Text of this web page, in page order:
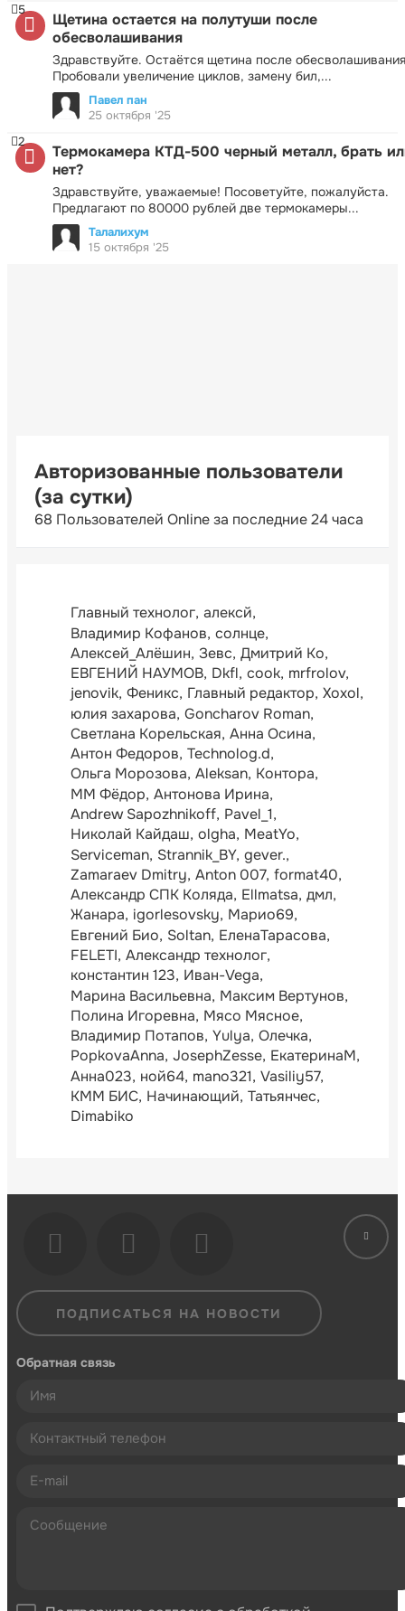
Щетина остается на полутуши после
обесволашивания
Здравствуйте. Остаётся щетина после
Пробовали увеличение циклов, замену бил,...
5
Павел пан
25 октября '25
Термокамера КТД-500 черный металл, брать
нет?
Здравствуйте, уважаемые! Посоветуйте, пожалуйста.
Предлагают по 80000 рублей две термокамеры...
2
Талалихум
15 октября '25
Авторизованные пользователи
(за сутки)
68 Пользователей Online за последние 24 часа
Главный технолог алексй
Владимир Кофанов солнце
Алексей_Алёшин Зевс Дмитрий Ко
ЕВГЕНИЙ НАУМОВ Dkfl cook mrfrolov
jenovik Феникс Главный редактор Xoxol
юлия захарова Goncharov Roman
Светлана Корельская Анна Осина
Антон Федоров Technolog.d
Ольга Морозова Aleksan Контора
ММ Фёдор Антонова Ирина
Andrew Sapozhnikoff Pavel_1
Николай Кайдаш olgha MeatYo
Serviceman Strannik_BY gever.
Zamaraev Dmitry Anton 007 format40
Александр СПК Коляда Ellmatsa дмл
Жанара igorlesovsky Марио69
Евгений Био Soltan ЕленаТарасова
FELETI Александр технолог
константин 123 Иван-Vega
Марина Васильевна Максим Вертунов
Полина Игоревна Мясо Мясное
Владимир Потапов Yulya Олечка
PopkovaAnna JosephZesse ЕкатеринаМ
Анна023 ной64 mano321 Vasiliy57
КММ БИС Начинающий Татьянчес
Dimabiko
ПОДПИСАТЬСЯ НА НОВОСТИ
Обратная связь